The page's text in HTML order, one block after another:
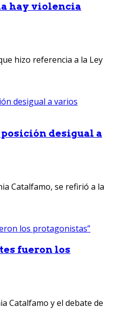
hay violencia
hizo referencia a la Ley
desigual a
Catalfamo, se refirió a la
fueron los
Catalfamo y el debate de